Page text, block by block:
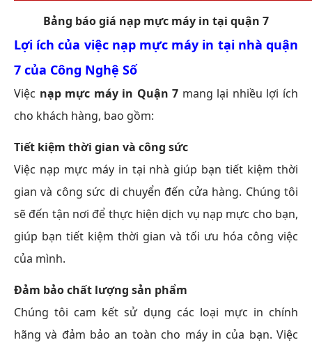
Bảng báo giá nạp mực máy in tại quận 7
Lợi ích của việc nạp mực máy in tại nhà quận
7 của Công Nghệ Số
Việc nạp mực máy in Quận 7 mang lại nhiều lợi ích
cho khách hàng, bao gồm:
Tiết kiệm thời gian và công sức
Việc nạp mực máy in tại nhà giúp bạn tiết kiệm thời
gian và công sức di chuyển đến cửa hàng. Chúng tôi
sẽ đến tận nơi để thực hiện dịch vụ nạp mực cho bạn,
giúp bạn tiết kiệm thời gian và tối ưu hóa công việc
của mình.
Đảm bảo chất lượng sản phẩm
Chúng tôi cam kết sử dụng các loại mực in chính
hãng và đảm bảo an toàn cho máy in của bạn. Việc